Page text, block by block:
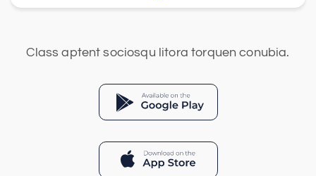
Class aptent sociosqu litora torquen conubia.